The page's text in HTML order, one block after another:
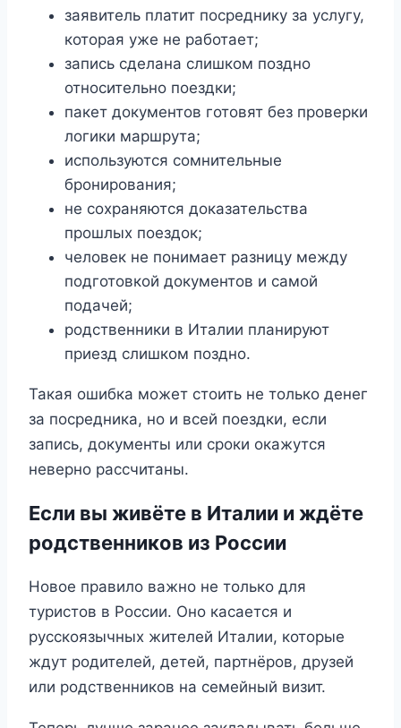
заявитель платит посреднику за услугу,
которая уже не работает;
запись сделана слишком поздно
относительно поездки;
пакет документов готовят без проверки
логики маршрута;
используются сомнительные
бронирования;
не сохраняются доказательства
прошлых поездок;
человек не понимает разницу между
подготовкой документов и самой
подачей;
родственники в Италии планируют
приезд слишком поздно.
Такая ошибка может стоить не только денег
за посредника, но и всей поездки, если
запись, документы или сроки окажутся
неверно рассчитаны.
Если вы живёте в Италии и ждёте
родственников из России
Новое правило важно не только для
туристов в России. Оно касается и
русскоязычных жителей Италии, которые
ждут родителей, детей, партнёров, друзей
или родственников на семейный визит.